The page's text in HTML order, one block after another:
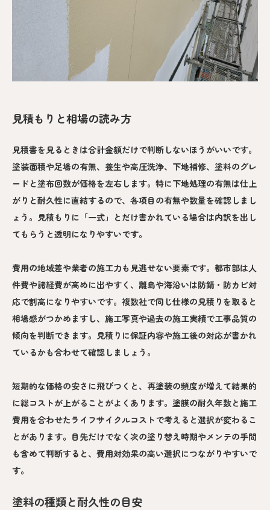
見積もりと相場の読み方
見積書を見るときは合計金額だけで判断しないほうがいいです。
塗装面積や足場の有無、養生や高圧洗浄、下地補修、塗料のグレ
ードと塗布回数が価格を左右します。特に下地処理の有無は仕上
がりと耐久性に直結するので、各項目の有無や数量を確認しまし
ょう。見積もりに「一式」とだけ書かれている場合は内訳を出し
てもらうと透明になりやすいです。
費用の地域差や業者の施工力も見逃せない要素です。都市部は人
件費や諸経費が高めに出やすく、離島や海沿いは防錆・防カビ対
応で割高になりやすいです。複数社で同じ仕様の見積りを取ると
相場感がつかめますし、施工写真や過去の施工実績で工事品質の
傾向を判断できます。見積りに保証内容や施工後の対応が書かれ
ているかも合わせて確認しましょう。
短期的な価格の安さに飛びつくと、再塗装の頻度が増えて結果的
に総コストが上がることがよくあります。塗膜の耐久年数と施工
費用を合わせたライフサイクルコストで考えると選択が変わるこ
とがあります。目先だけでなく次の塗り替え時期やメンテの手間
も含めて判断すると、費用対効果の高い選択につながりやすいで
す。
塗料の種類と耐久性の目安